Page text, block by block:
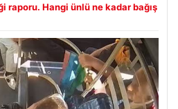
raporu. Hangi ünlü ne kadar bağış